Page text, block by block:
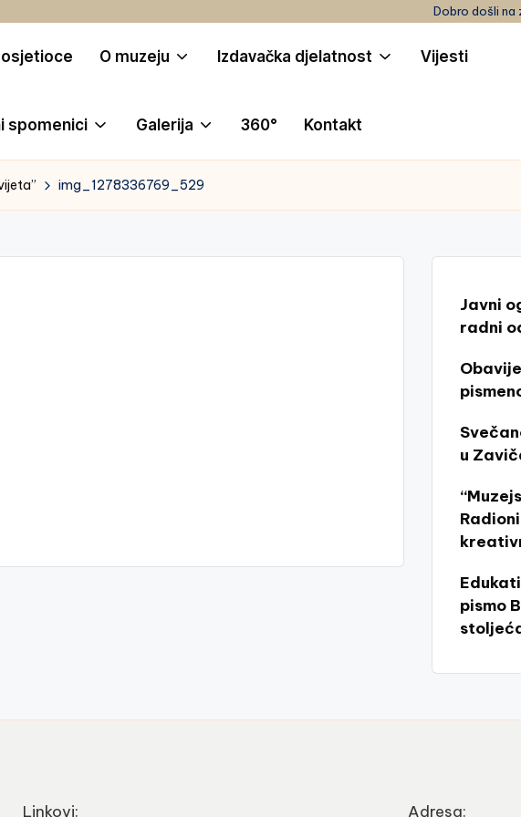
Dobro došli na
O muzeju Izdavačka djelatnost Vijesti
spomenici Galerija 360° Kontakt
img_1278336769_529
Javni
radni
u
pismo
Linkovi: Adresa: